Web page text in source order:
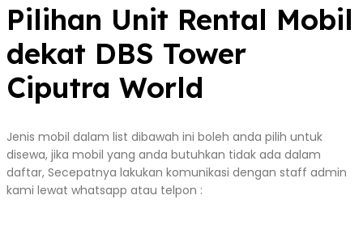
Pilihan Unit Rental Mobil
dekat DBS Tower
Ciputra World
Jenis mobil dalam list dibawah ini boleh anda pilih untuk
disewa, jika mobil yang anda butuhkan tidak ada dalam
daftar, Secepatnya lakukan komunikasi dengan staff admin
kami lewat whatsapp atau telpon :